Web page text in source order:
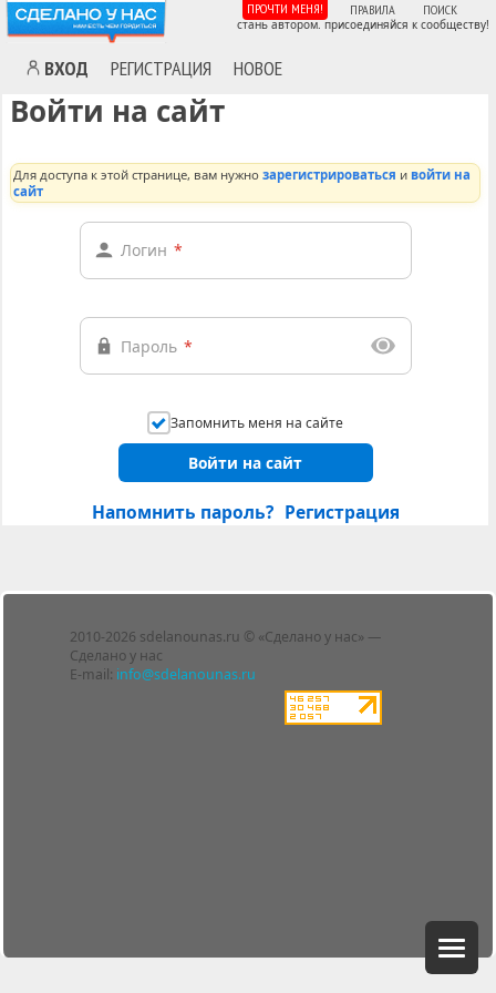
ВХОД РЕГИСТРАЦИЯ НОВОЕ
ПРОЧТИ МЕНЯ! ПРАВИЛА ПОИСК
стань автором. присоединяйся к сообществу!
Войти на сайт
Для доступа к этой странице, вам нужнозарегистрироваться ивойти на
сайт
Логин *
Пароль *
Запомнить меня на сайте
Войти на сайт
Напомнить пароль? Регистрация
2010-2026 sdelanounas.ru © «Сделано у нас» —
Сделано у нас
E-mail: info@sdelanounas.ru
Блоги
Люди
Политика